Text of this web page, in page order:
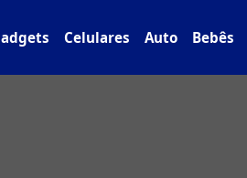
Celulares Auto Bebês